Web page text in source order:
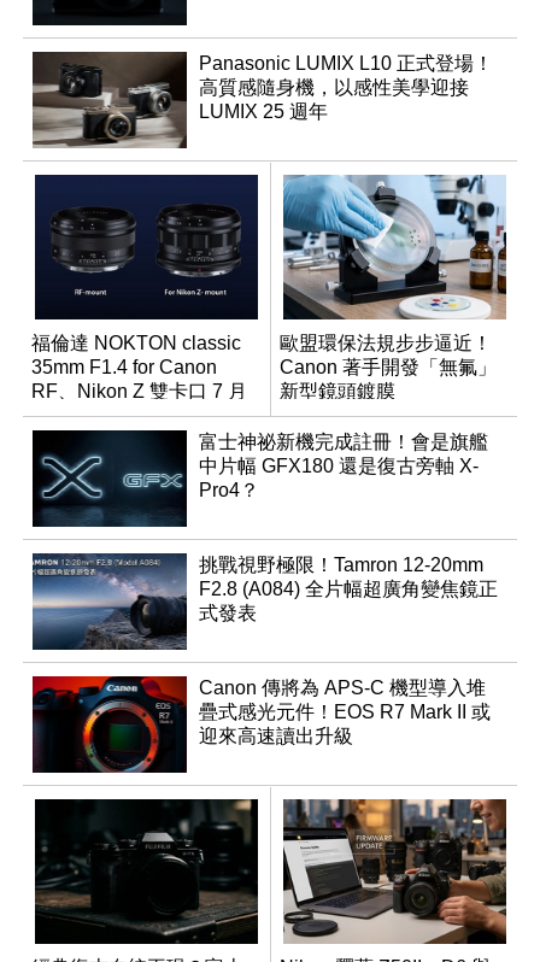
Panasonic LUMIX L10 正式登場！
高質感隨身機，以感性美學迎接
LUMIX 25 週年
福倫達 NOKTON classic
35mm F1.4 for Canon
RF、Nikon Z 雙卡口 7 月
同步登台
歐盟環保法規步步逼近！
Canon 著手開發「無氟」
新型鏡頭鍍膜
富士神祕新機完成註冊！會是旗艦
中片幅 GFX180 還是復古旁軸 X-
Pro4？
挑戰視野極限！Tamron 12-20mm
F2.8 (A084) 全片幅超廣角變焦鏡正
式發表
Canon 傳將為 APS-C 機型導入堆
疊式感光元件！EOS R7 Mark II 或
迎來高速讀出升級